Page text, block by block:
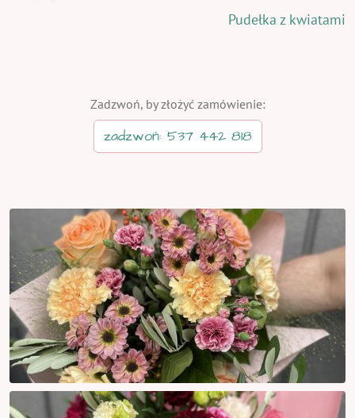
Pudełka z kwiatami
Zadzwoń, by złożyć zamówienie:
zadzwoń: 537 442 818